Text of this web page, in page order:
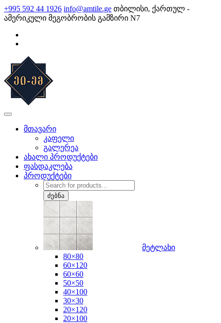
Skip
to
content
+995 592 44 1926 info@amtile.ge თბილისი, ქართულ -
ამერიკული მეგობრობის გამზირი N7
მთავარი
კაფელი
გალერეა
ახალი პროდუქტები
ფასდაკლება
პროდუქტები
Products
search
ძებნა
მეტლახი
80×80
60×120
60×60
50×50
40×100
30×30
20×120
20×100